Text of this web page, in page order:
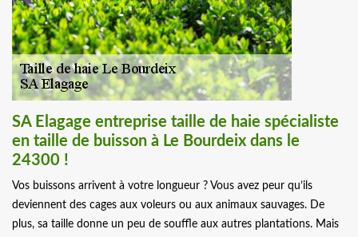
SA Elagage entreprise taille de haie spécialiste
en taille de buisson à Le Bourdeix dans le
24300 !
Vos buissons arrivent à votre longueur ? Vous avez peur qu’ils
deviennent des cages aux voleurs ou aux animaux sauvages. De
plus, sa taille donne un peu de souffle aux autres plantations. Mais